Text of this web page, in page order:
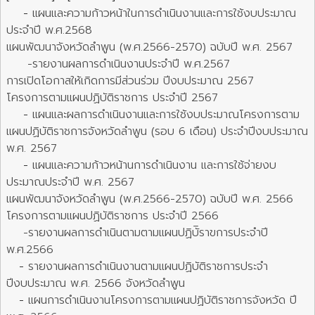
- แผนและความก้าวหน้าในการดำเนินงานและการใช้งบประมาณ
ประจำปี พ.ศ.2568
แผนพัฒนาจังหวัดลำพูน (พ.ศ.2566-2570) ฉบับปี พ.ศ. 2567
-รายงานผลการดำเนินงานประจำปี พ.ศ.2567
การเปิดโอกาสให้เกิดการมีส่วนร่วม ปีงบประมาณ 2567
โครงการตามแผนปฏิบัติราชการ ประจำปี 2567
- แผนและผลการดำเนินงานและการใช้งบประมาณโครงการตาม
แผนปฏิบัติราชการจังหวัดลำพูน (รอบ 6 เดือน) ประจำปีงบประมาณ
พ.ศ. 2567
- แผนและความก้าวหน้านการดำเนินงาน และการใช้จ่ายงบ
ประมาณประจำปี พ.ศ. 2567
แผนพัฒนาจังหวัดลำพูน (พ.ศ.2566-2570) ฉบับปี พ.ศ. 2566
โครงการตามแผนปฏิบัติราชการ ประจำปี 2566
-รายงานผลการดำเนินตามตามแผนปฏิบัิราขการประจำปี
พ.ศ.2566
- รายงานผลการดำเนินงานตามแผนปฏิบัติราชการประจำ
ปีงบประมาณ พ.ศ. 2566 จังหวัดลำพูน
- แผนการดำเนินงานโครงการตามแผนปฏิบัติราชการจังหวัด ปี